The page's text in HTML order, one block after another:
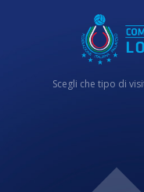
Scegli che tipo di